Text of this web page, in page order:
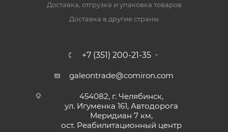
Доставка, отгрузка и упаковка товаров
Доставка в другие страны
+7 (351) 200-21-35
galeontrade@comiron.com
454082, г. Челябинск,
ул. Игуменка 161, Автодорога
Меридиан 7 км,
ост. Реабилитационный центр